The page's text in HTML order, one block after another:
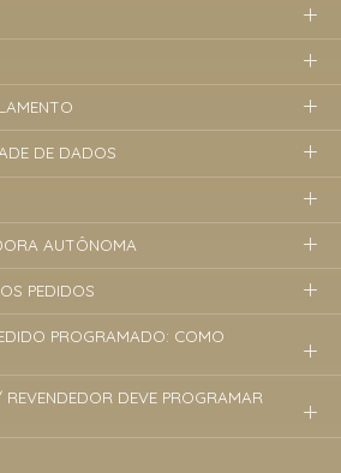
DE DADOS
AUTÔNOMA
PEDIDOS
PROGRAMADO: COMO
DEVE PROGRAMAR